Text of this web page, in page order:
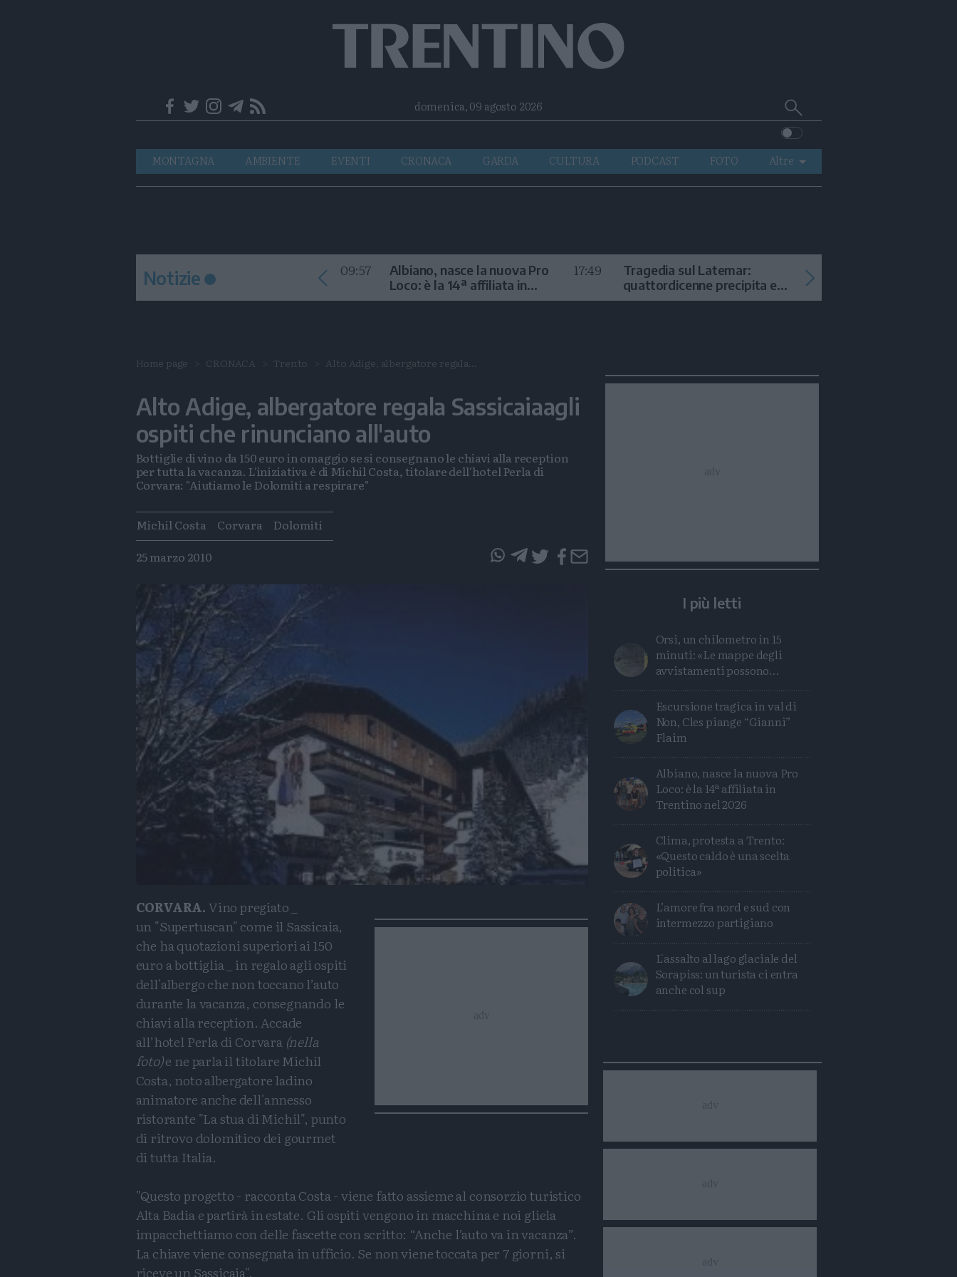
Telegram
RSS
domenica, 09 agosto 2026 Cerca
su
Trentino
Navigazione
principale
MONTAGNA AMBIENTE EVENTI CRONACA GARDA CULTURA PODCAST FOTO
Altre
VIDEO
Notizie 09:57
Albiano, nasce la nuova Pro
Loco: è la 14ª affiliata in
Trentino nel 2026
17:49
Tragedia sul Latemar:
quattordicenne precipita e
muore
Home page CRONACA Trento Alto Adige, albergatore regala...
Alto Adige, albergatore regala Sassicaiaagli
ospiti che rinunciano all'auto
Bottiglie di vino da 150 euro in omaggio se si consegnano le chiavi alla reception
per tutta la vacanza. L'iniziativa è di Michil Costa, titolare dell'hotel Perla di
Corvara: "Aiutiamo le Dolomiti a respirare"
Tags
Michil Costa Corvara
Dolomiti
25 marzo 2010
CORVARA.Vino pregiato _
un "Supertuscan" come il Sassicaia,
che ha quotazioni superiori ai 150
euro a bottiglia _ in regalo agli ospiti
dell'albergo che non toccano l’auto
durante la vacanza, consegnando le
chiavi alla reception. Accade
all’hotel Perla di Corvara (nella
foto)e ne parla il titolare Michil
Costa, noto albergatore ladino
animatore anche dell'annesso
ristorante "La stua di Michil", punto
di ritrovo dolomitico dei gourmet
di tutta Italia.
"Questo progetto - racconta Costa - viene fatto assieme al consorzio turistico
Alta Badia e partirà in estate. Gli ospiti vengono in macchina e noi gliela
impacchettiamo con delle fascette con scritto: “Anche l’auto va in vacanza”.
La chiave viene consegnata in ufficio. Se non viene toccata per 7 giorni, si
riceve un Sassicaia".
I più letti
Orsi, un chilometro in 15
minuti: «Le mappe degli
avvistamenti possono
Escursione tragica in val di
Non, Cles piange “Gianni”
Flaim
Albiano, nasce la nuova Pro
Loco: è la 14ª affiliata in
Trentino nel 2026
Clima, protesta a Trento:
«Questo caldo è una scelta
politica»
L’amore fra nord e sud con
intermezzo partigiano
L'assalto al lago glaciale del
Sorapiss: un turista ci entra
anche col sup